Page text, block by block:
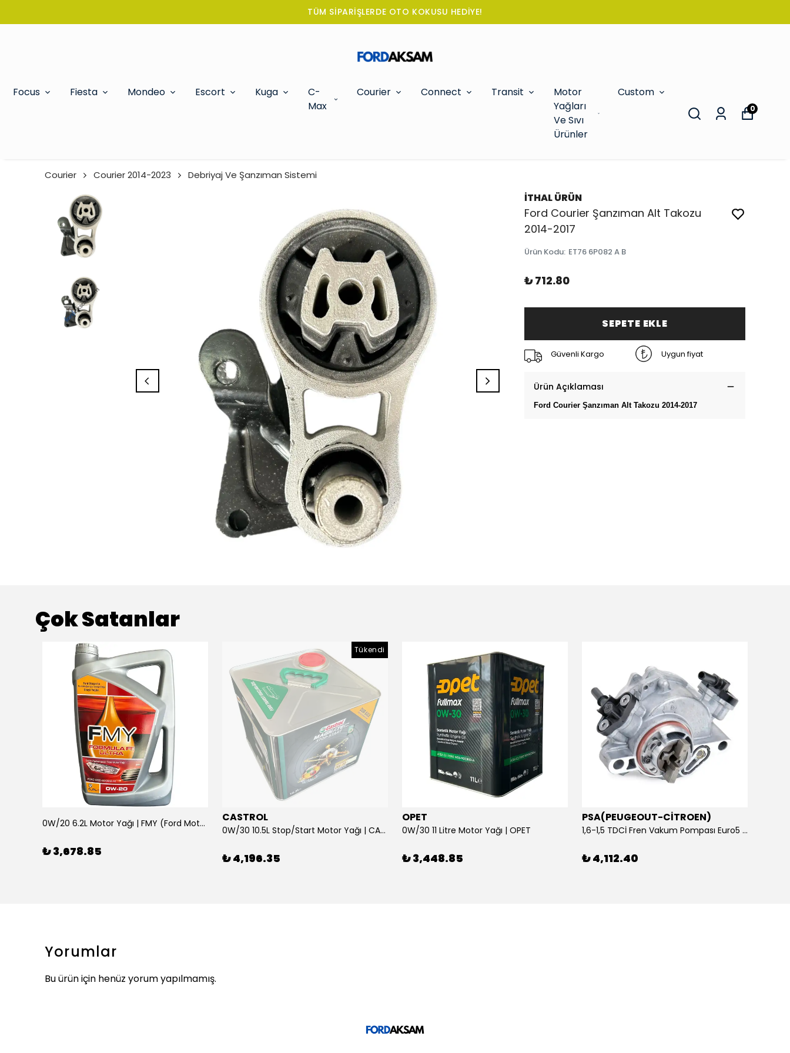
TÜM SİPARİŞLERDE OTO KOKUSU HEDİYE!
Focus Fiesta Mondeo Escort Kuga
C-
Max
Courier Connect Transit
Motor
Yağları
Ve Sıvı
Ürünler
Custom
0
Courier Courier 2014-2023 Debriyaj Ve Şanzıman Sistemi
İTHAL ÜRÜN
Ford Courier Şanzıman Alt Takozu
2014-2017
Ürün Kodu: ET76 6P082 A B
₺ 712.80
SEPETE EKLE
Güvenli Kargo Uygun fiyat
Ürün Açıklaması
Ford Courier Şanzıman Alt Takozu 2014-2017
Çok Satanlar
0W/20 6.2L Motor Yağı | FMY (Ford Motor Yağları)
₺ 3,678.85
Tükendi
CASTROL
0W/30 10.5L Stop/Start Motor Yağı | CASTROL
₺ 4,196.35
OPET
0W/30 11 Litre Motor Yağı | OPET
₺ 3,448.85
PSA(PEUGEOUT-CİTROEN)
1,6-1,5 TDCİ Fren Vakum Pompası Euro5 2013-2018 | ORİJİNAL
₺ 4,112.40
Yorumlar
Bu ürün için henüz yorum yapılmamış.